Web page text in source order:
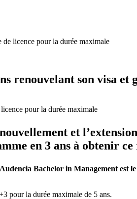
licence pour la durée maximale
renouvelant son visa
et
en 3 ans à obtenir
Audencia Bachelor in Management est
pour la durée maximale de 5 ans.